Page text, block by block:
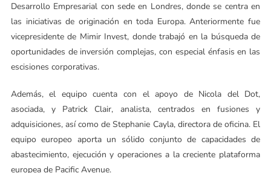
Desarrollo Empresarial con sede en Londres, donde se centra en
las iniciativas de originación en toda Europa. Anteriormente fue
vicepresidente de Mimir Invest, donde trabajó en la búsqueda de
oportunidades de inversión complejas, con especial énfasis en las
escisiones corporativas.
Además, el equipo cuenta con el apoyo de Nicola del Dot,
asociada, y Patrick Clair, analista, centrados en fusiones y
adquisiciones, así como de Stephanie Cayla, directora de oficina. El
equipo europeo aporta un sólido conjunto de capacidades de
abastecimiento, ejecución y operaciones a la creciente plataforma
europea de Pacific Avenue.